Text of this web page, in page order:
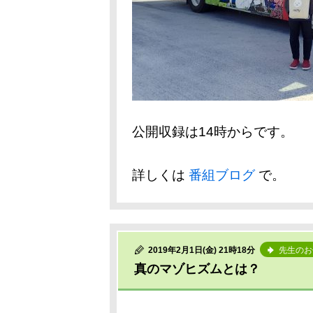
公開収録は14時からです。
詳しくは 番組ブログ で。
2019年2月1日(金) 21時18分 先生の
真のマゾヒズムとは？